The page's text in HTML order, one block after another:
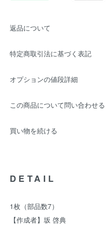
返品について
特定商取引法に基づく表記
オプションの値段詳細
この商品について問い合わせる
買い物を続ける
DETAIL
1枚（部品数7）
【作成者】坂 啓典